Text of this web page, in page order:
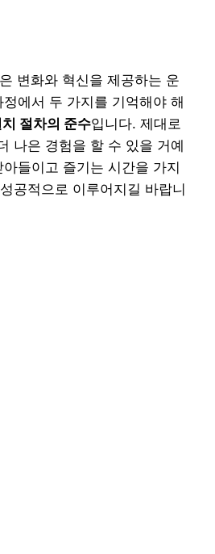
변화와 혁신을 제공하는 운
에서 두 가지를 기억해야 해
절차의 준수입니다. 제대로
나은 경험을 할 수 있을 거예
들이고 즐기는 시간을 가지
공적으로 이루어지길 바랍니